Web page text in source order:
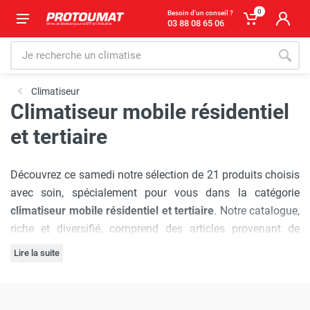
Besoin d'un conseil ?
03 88 08 65 06
0
Climatiseur
Climatiseur mobile résidentiel
et tertiaire
Découvrez ce samedi notre sélection de 21 produits choisis
avec soin, spécialement pour vous dans la catégorie
climatiseur mobile résidentiel et tertiaire. Notre catalogue,
riche et diversifié, comprend des articles provenant de
marques plébiscitées par les professionnels :
Lire la suite